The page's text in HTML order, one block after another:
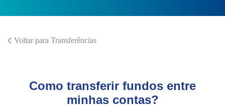
Voltar para Transferências
Como transferir fundos entre
minhas contas?